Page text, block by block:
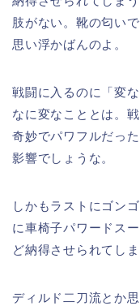
肢がない。靴の匂い
思い浮かばんのよ。
戦闘に入るのに「変
なに変なこととは。
奇妙でパワフルだっ
影響でしょうな。
しかもラストにゴン
に車椅子パワードス
ど納得させられてしま
ディルド二刀流とか